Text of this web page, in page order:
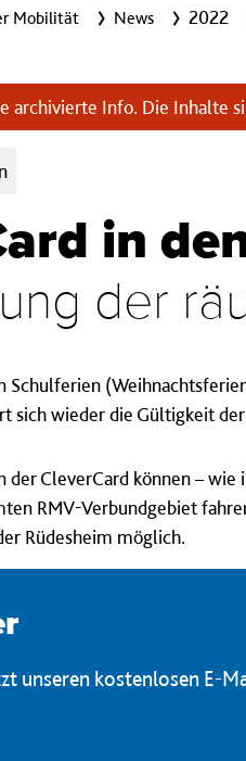
Mobilität News 2022
archivierte Info. Die Inhalte
in
der
Schulferien
sich wieder die Gültigkeit
CleverCard können –
RMV-Verbundgebiet
Rüdesheim möglich.
unseren kostenlosen E-